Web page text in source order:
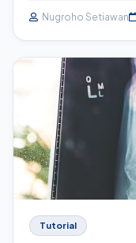
akreditasi.
Nugroho Setiawan
Tutorial